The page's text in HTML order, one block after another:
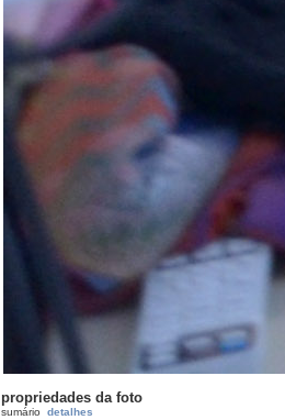
propriedades da foto
sumário detalhes